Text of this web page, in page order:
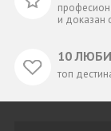
и доказан
10
топ